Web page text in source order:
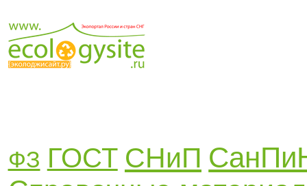
ФЗ ГОСТ СНиП